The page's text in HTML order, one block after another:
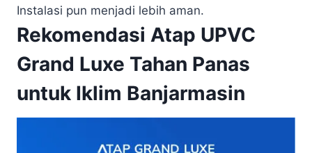
Instalasi pun menjadi lebih aman.
Rekomendasi Atap UPVC
Grand Luxe Tahan Panas
untuk Iklim Banjarmasin